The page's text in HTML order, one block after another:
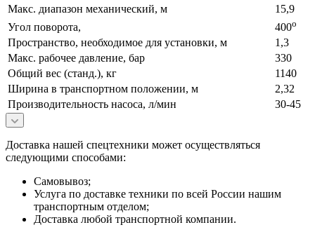
Макс. диапазон механический, м
15,9
Угол поворота,
400о
Пространство, необходимое для установки, м
1,3
Макс. рабочее давление, бар
330
Общий вес (станд.), кг
1140
Ширина в транспортном положении, м
2,32
Производительность насоса, л/мин
30-45
Доставка нашей спецтехники может осуществляться
следующими способами:
Самовывоз;
Услуга по доставке техники по всей России нашим
транспортным отделом;
Доставка любой транспортной компании.